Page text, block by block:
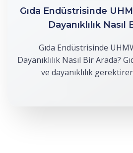
Gıda Endüstrisinde
Dayanıklılık Nasıl
Gıda Endüstrisinde
Dayanıklılık Nasıl Bir Arada?
ve dayanıklılık